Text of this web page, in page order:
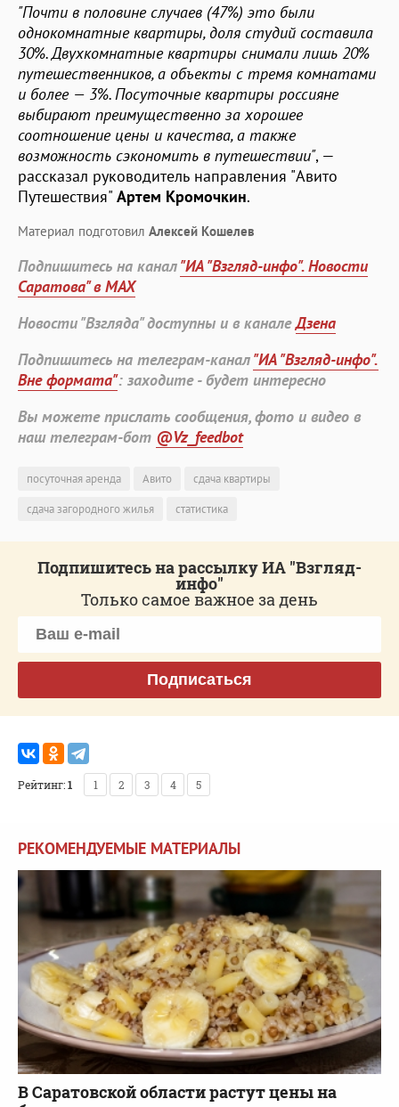
"Почти в половине случаев (47%) это были
однокомнатные квартиры, доля студий составила
30%. Двухкомнатные квартиры снимали лишь 20%
путешественников, а объекты с тремя комнатами
и более — 3%. Посуточные квартиры россияне
выбирают преимущественно за хорошее
соотношение цены и качества, а также
возможность сэкономить в путешествии", —
рассказал руководитель направления "Авито
Путешествия" Артем Кромочкин.
Материал подготовил Алексей Кошелев
Подпишитесь на канал"ИА "Взгляд-инфо". Новости
Саратова" в MAX
Новости "Взгляда" доступны и в каналеДзена
Подпишитесь на телеграм-канал"ИА "Взгляд-инфо".
Вне формата": заходите - будет интересно
Вы можете прислать сообщения, фото и видео в
наш телеграм-бот @Vz_feedbot
посуточная аренда Авито
сдача квартиры
сдача загородного жилья
статистика
Подпишитесь на рассылку ИА "Взгляд-
инфо"
Только самое важное за день
Подписаться
Рейтинг:1 1 2 3 4 5
РЕКОМЕНДУЕМЫЕ МАТЕРИАЛЫ
В Саратовской области растут цены на